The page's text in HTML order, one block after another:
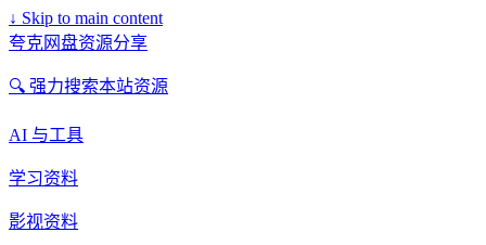
↓ Skip to main content
夸克网盘资源分享
🔍 强力搜索本站资源
AI 与工具
学习资料
影视资料